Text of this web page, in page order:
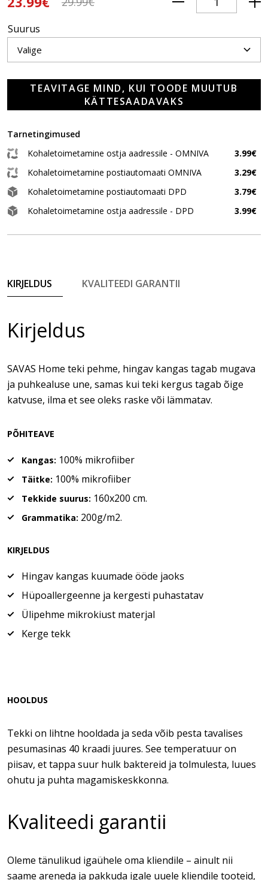
Suurus
TEAVITAGE MIND, KUI TOODE MUUTUB
KÄTTESAADAVAKS
Tarnetingimused
Kohaletoimetamine ostja aadressile - OMNIVA
3.99€
Kohaletoimetamine postiautomaati OMNIVA
3.29€
Kohaletoimetamine postiautomaati DPD
3.79€
Kohaletoimetamine ostja aadressile - DPD
3.99€
KIRJELDUS KVALITEEDI GARANTII
Kirjeldus
SAVAS Home teki pehme, hingav kangas tagab mugava
ja puhkealuse une, samas kui teki kergus tagab õige
katvuse, ilma et see oleks raske või lämmatav.
PÕHITEAVE
Kangas: 100% mikrofiiber
Täitke: 100% mikrofiiber
Tekkide suurus: 160x200 cm.
Grammatika: 200g/m2.
KIRJELDUS
Hingav kangas kuumade ööde jaoks
Hüpoallergeenne ja kergesti puhastatav
Ülipehme mikrokiust materjal
Kerge tekk
HOOLDUS
Tekki on lihtne hooldada ja seda võib pesta tavalises
pesumasinas 40 kraadi juures. See temperatuur on
piisav, et tappa suur hulk baktereid ja tolmulesta, luues
ohutu ja puhta magamiskeskkonna.
Kvaliteedi garantii
Oleme tänulikud igaühele oma kliendile – ainult nii
saame areneda ja pakkuda igale uuele kliendile tooteid,